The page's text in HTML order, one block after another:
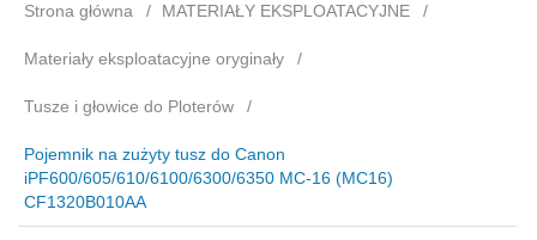
Strona główna MATERIAŁY EKSPLOATACYJNE
Materiały eksploatacyjne oryginały
Tusze i głowice do Ploterów
Pojemnik na zużyty tusz do Canon
iPF600/605/610/6100/6300/6350 MC-16 (MC16)
CF1320B010AA